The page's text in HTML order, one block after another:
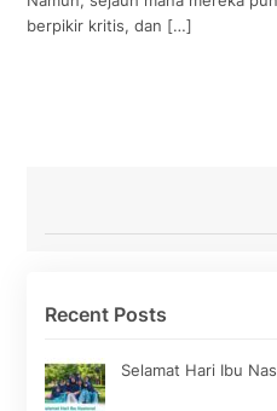
berpikir kritis, dan […]
Recent Posts
Selamat Hari Ibu